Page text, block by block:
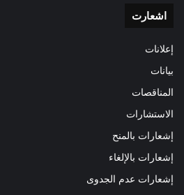
اشعارت
إعلانات
بيانات
المناقصات
الاستشارات
إشعارات بالمنح
إشعارات بالإلغاء
إشعارات عدم الجدوى